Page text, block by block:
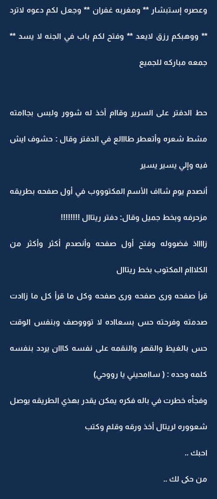
وعصره إستبشار ** ومغربه غفران ** وجعل لكم دعوه لاترد
** ووهبكم رزق لايعد ** وفتح لكم باب في الجنه لا يسد **
جمعه مباركه للجميع
حط الدفتر على السرير وقاام أخذ له شوور ولبس بجاامته
مشط شعره وأتعطر طااالع في الدفتر وقال : حشوف ايش
فيه وإلي يسير يسير
أنصدم يوم شااف الأسم المكتوووب في أول صفحه بطريقه
مزحرفه وبخط جميل وقال: دفتر ريتاال !!!!!!!!
زااااذ فضووله وفتح أول صفحه وأنصدم أكثر وأكثر من
الكلااام المكتوب بخط ريتاال
قرأ صفحه ورى صفحه ورى صفحه وكل ما قرأ كل ما زاادت
صدمته وفرحته حس بسعااده لا توووصف وبنفس الوقت
حس بالغيظ والقهر والنقمه على نفسه كااان يردد بنفسه
كلمه وحده : ( ساامحيني يا رووحي)
وفجأه خطرت في باله فكره يمكن يقدر بهذي الطريقه يوصل
شعووره لريتال أخذ ورقه وقلم وكتب
احبك ..
من حكى لك ..